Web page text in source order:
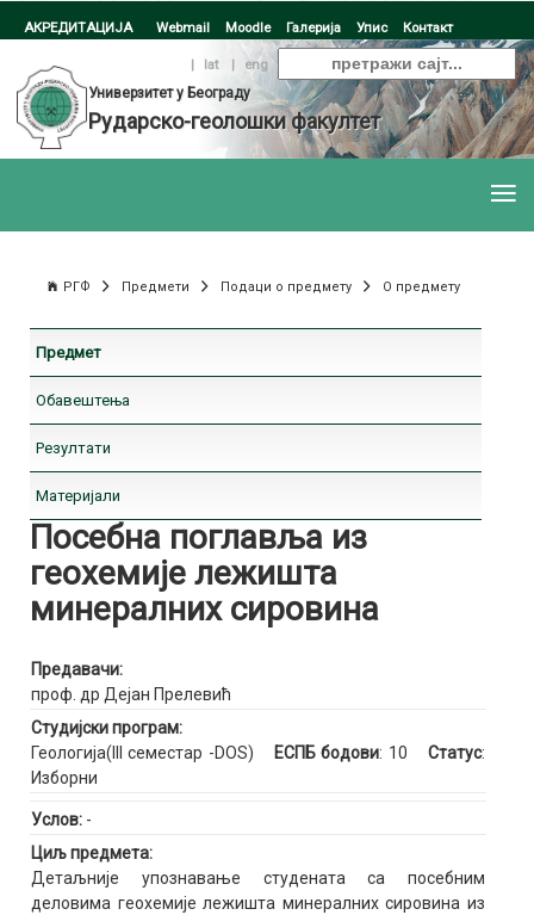
АКРЕДИТАЦИЈА Webmail Moodle Галерија Упис Контакт
| lat |
eng
Универзитет у Београду
Рударско-геолошки факултет
РГФ Предмети Подаци о предмету О предмету
Предмет
Обавештења
Резултати
Материјали
Посебна поглавља из
геохемије лежишта
минералних сировина
Предавачи:
проф. др Дејан Прелевић
Студијски програм:
Геологија(III семестар -DOS)
ЕСПБ бодови: 10Статус:
Изборни
Услов: -
Циљ предмета:
Детаљније упознавање студената са посебним
деловима геохемије лежишта минералних сировина из